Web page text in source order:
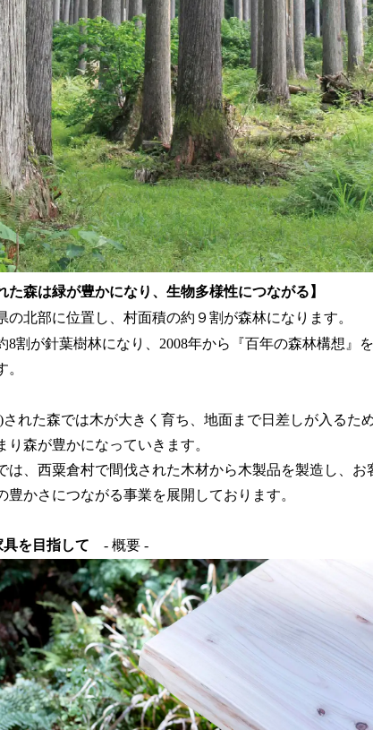
た森は緑が豊かになり、生物多様性につながる】
の北部に位置し、村面積の約９割が森林になります。
8割が針葉樹林になり、2008年から『百年の森林構想』
れた森では木が大きく育ち、地面まで日差しが入るた
り森が豊かになっていきます。
は、西粟倉村で間伐された木材から木製品を製造し、お
豊かさにつながる事業を展開しております。
を目指して - 概要 -